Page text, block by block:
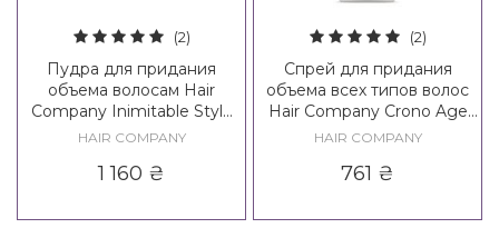
(2)
Пудра для придания
объема волосам Hair
Company Inimitable Style
Creative Inspiration Density
HAIR COMPANY
1 160 ₴
(2)
Спрей для придания
объема всех типов волос
Hair Company Crono Age
Complementary Line
HAIR COMPANY
761 ₴